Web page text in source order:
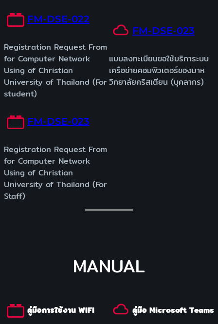
FM-DSE-022
Registration Request From
for Computer Network
Using of Christian
University of Thailand (For
student)
FM-DSE-023
แบบลงทะเบียนขอใช้บริการะบบ
เครือข่ายคอมพิวเตอร์ของมาห
วิทยาลัยคริสเตียน (บุคลากร)
FM-DSE-023
Registration Request From
for Computer Network
Using of Christian
University of Thailand (For
Staff)
MANUAL
คู่มือการใช้งาน WIFI คู่มือ Microsoft Teams